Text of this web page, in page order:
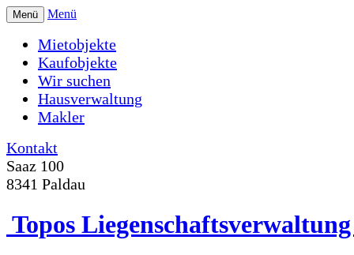
Menü Menü
Mietobjekte
Kaufobjekte
Wir suchen
Hausverwaltung
Makler
Kontakt
Saaz 100
8341 Paldau
Topos